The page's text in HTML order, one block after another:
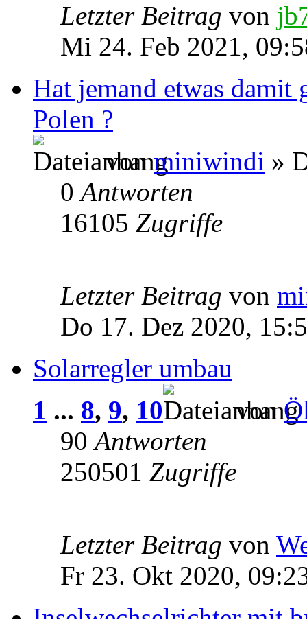
Letzter Beitrag von
Mi 24. Feb 2021,
Hat jemand etwas
Polen ?
vonminiwindi »
0Antworten
16105 Zugriffe
Letzter Beitrag von
Do 17. Dez 2020,
Solarregler umbau
1 ... 8, 9, 10 von
90Antworten
250501 Zugriffe
Letzter Beitrag von
Fr 23. Okt 2020,